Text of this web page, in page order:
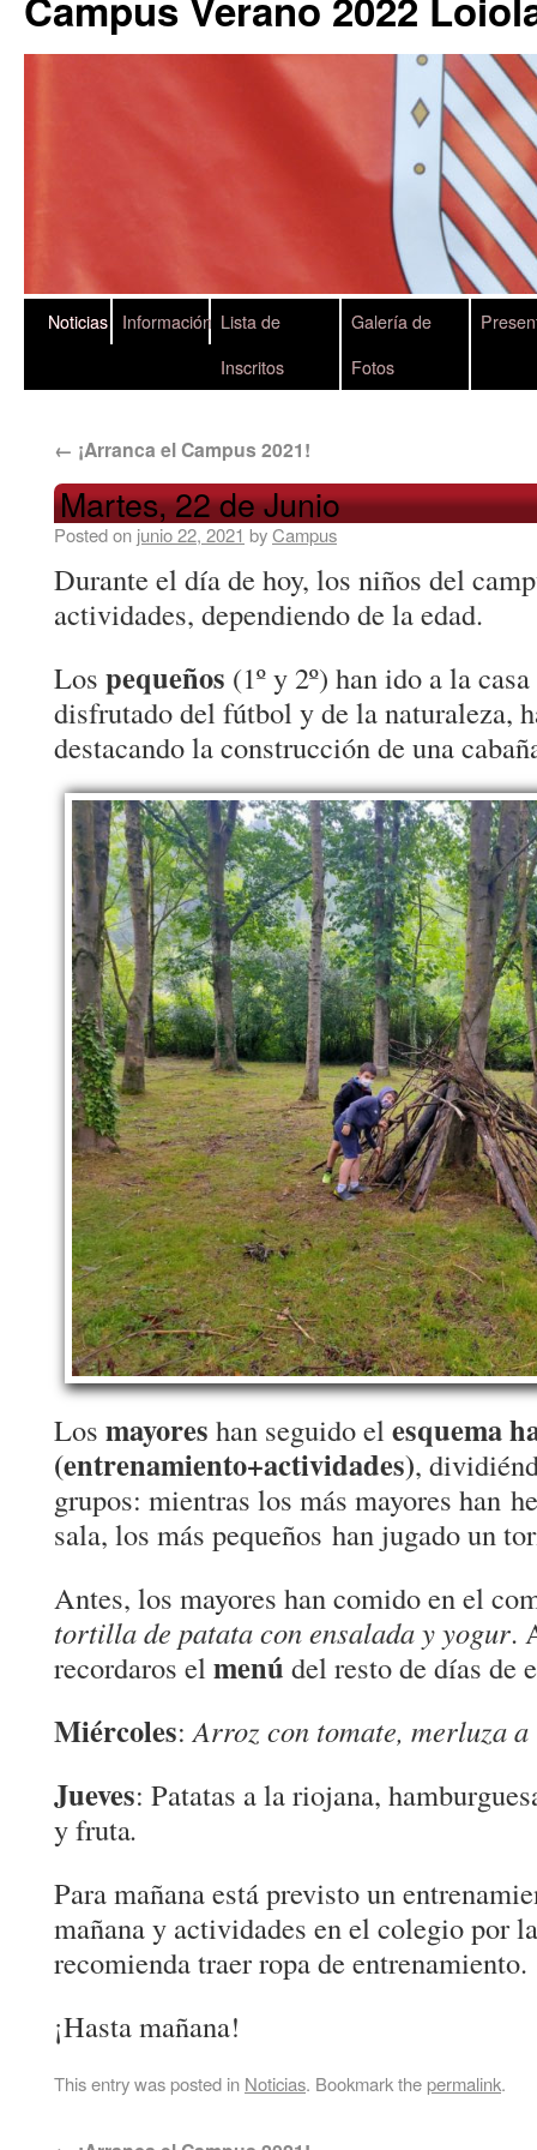
Noticias Información Lista de
Inscritos
Galería de
Fotos
← ¡Arranca el Campus 2021!
Martes, 22 de Junio
Posted on junio 22, 2021 byCampus
Durante el día de hoy, los niños del
actividades, dependiendo de la edad.
Los pequeños (1º y 2º) han ido a la
disfrutado del fútbol y de la naturaleza,
destacando la construcción de una
Los mayores han seguido el esquema
(entrenamiento+actividades),
grupos: mientras los más mayores han
sala, los más pequeños han jugado un
Antes, los mayores han comido en el
tortilla de patata con ensalada y yogur.
recordaros el menú del resto de días de
Miércoles:Arroz con tomate, merluza
Jueves: Patatas a la riojana,
y fruta.
Para mañana está previsto un
mañana y actividades en el colegio por
recomienda traer ropa de entrenamiento.
¡Hasta mañana!
This entry was posted in Noticias. Bookmark the permalink.